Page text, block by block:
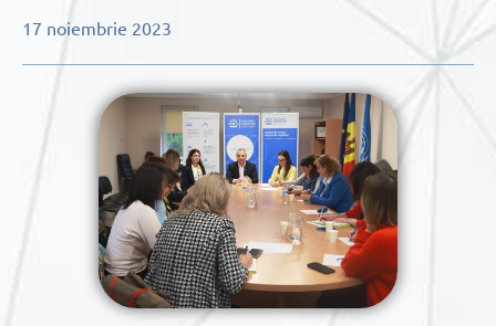
17 noiembrie 2023